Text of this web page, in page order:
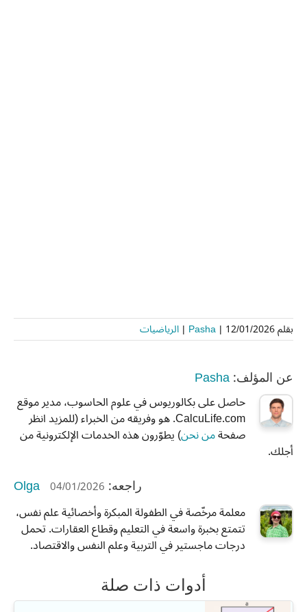
بقلم Pasha | 12/01/2026
| الرياضيات
عن المؤلف: Pasha
حاصل على بكالوريوس في علوم الحاسوب، مدير موقع
CalcuLife.com. هو وفريقه من الخبراء (للمزيد انظر
صفحةمن نحن) يطوّرون هذه الخدمات الإلكترونية من
أجلك.
راجعه: Olga 04/01/2026
معلمة مرخّصة في الطفولة المبكرة وأخصائية علم نفس،
تتمتع بخبرة واسعة في التعليم وقطاع العقارات. تحمل
درجات ماجستير في التربية وعلم النفس والاقتصاد.
أدوات ذات صلة